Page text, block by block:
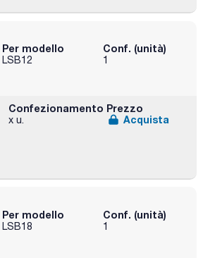
Per modello
LSB12
Conf. (unità)
1
Confezionamento
x u.
Prezzo
Acquista
Per modello
LSB18
Conf. (unità)
1